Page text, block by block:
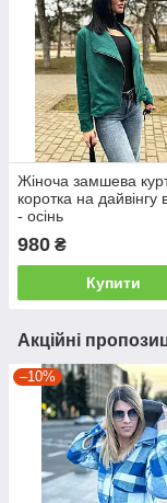
Жіноча замшева
коротка на дайвінгу
- осінь
980 ₴
Купити
Акційні
–10%